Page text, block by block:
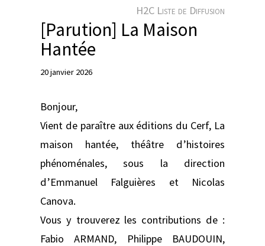
r
H2C Liste de Diffusion
[Parution] La Maison
Hantée
20 janvier 2026
Bonjour,
Vient de paraître aux éditions du Cerf, La
maison hantée, théâtre d’histoires
phénoménales, sous la direction
d’Emmanuel Falguières et Nicolas
Canova.
Vous y trouverez les contributions de :
Fabio ARMAND, Philippe BAUDOUIN,